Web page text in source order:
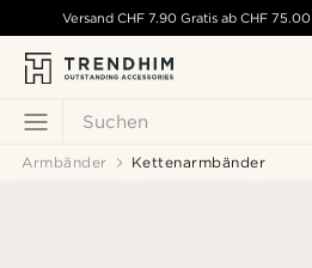
Suchen
Versand CHF 7.90 Gratis ab CHF 75.00
Armbänder Kettenarmbänder